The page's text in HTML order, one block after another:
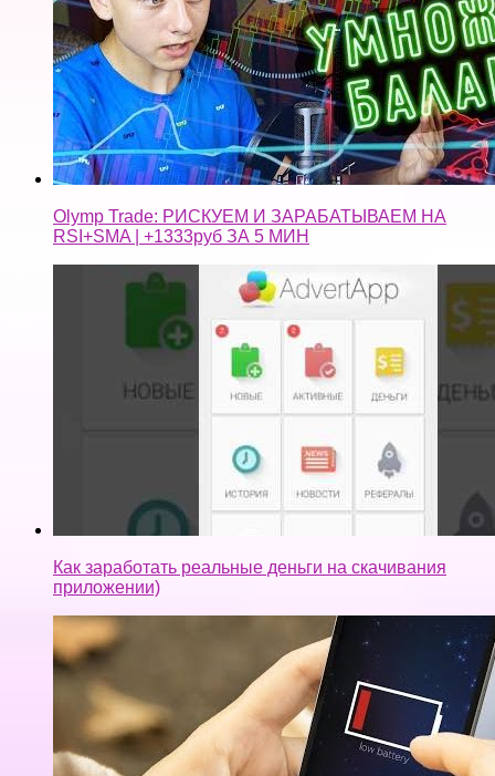
Olymp Trade: РИСКУЕМ И ЗАРАБАТЫВАЕМ НА
RSI+SMA | +1333руб ЗА 5 МИН
Как заработать реальные деньги на скачивания
приложении)